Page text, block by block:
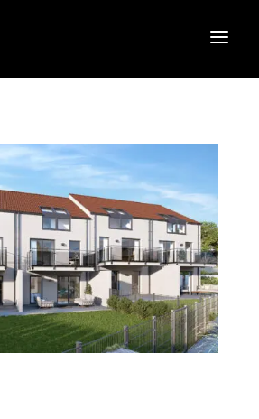
Wohnbau
Bauunternehmen
Referenzen